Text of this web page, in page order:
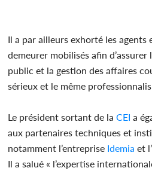
Il a par ailleurs exhorté les agents
demeurer mobilisés afin
public et la gestion des affaires
sérieux et le même
Le président sortant de laCEI a
aux partenaires techniques et
notamment l’entreprise Idemia et
Il a salué « l’expertise